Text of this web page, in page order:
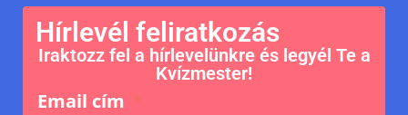
Hírlevél feliratkozás
Iraktozz fel a hírlevelünkre és legyél Te a
Kvízmester!
Email cím